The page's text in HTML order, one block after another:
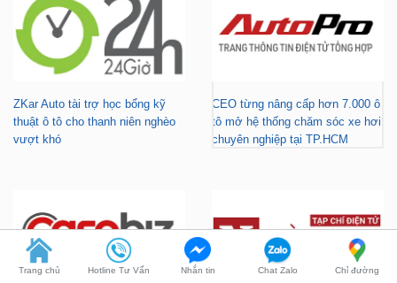
ZKar Auto tài trợ học bổng kỹ
thuật ô tô cho thanh niên nghèo
CEO từng nâng cấp hơn 7.000 ô
Gara nâng cấp xe hơi chuyên
ZKar Auto tài trợ học bổng kỹ
Trang chủ Hotline Tư Vấn Nhắn tin Chat Zalo Chỉ đường